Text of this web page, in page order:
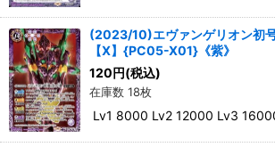
(2023/10)エヴァンゲリオン初
【X】{PC05-X01}《紫》
120 円(税込)
在庫数 18枚
Lv1 8000 Lv2 12000 Lv3